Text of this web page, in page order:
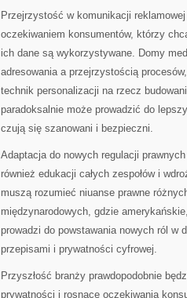
Przejrzystość w komunikacji
oczekiwaniem konsumentów, którzy
ich dane są wykorzystywane. Domy
adresowania a przejrzystością
technik personalizacji na rzecz
paradoksalnie może prowadzić do
czują się szanowani i bezpieczni.
Adaptacja do nowych regulacji
również edukacji całych zespołów i
muszą rozumieć niuanse prawne
międzynarodowych, gdzie
prowadzi do powstawania nowych ról w
przepisami i prywatności cyfrowej.
Przyszłość branży prawdopodobnie
prywatności i rosnące oczekiwania